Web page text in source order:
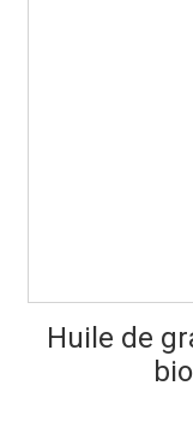
Huile de